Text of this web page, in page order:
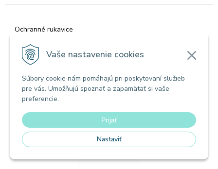
Vaše nastavenie cookies
Súbory cookie nám pomáhajú pri poskytovaní služieb
pre vás. Umožňujú spoznať a zapamätať si vaše
preferencie.
Prijať
Nastaviť
Ochranné rukavice
Gumené rukavice, vhodné do domácnosti, veľ.
S, 1 pár, FINO